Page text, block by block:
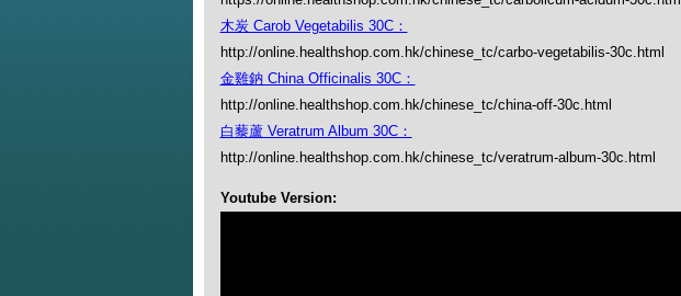
木炭 Carob Vegetabilis 30C：
http://online.healthshop.com.hk/chinese_tc/carbo-vegetabilis-30c.html
金雞鈉 China Officinalis 30C：
http://online.healthshop.com.hk/chinese_tc/china-off-30c.html
白藜蘆 Veratrum Album 30C：
http://online.healthshop.com.hk/chinese_tc/veratrum-album-30c.html
Youtube Version: